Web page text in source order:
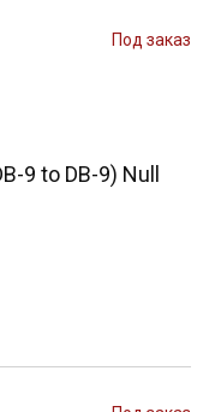
Под заказ
9 to DB-9) Null